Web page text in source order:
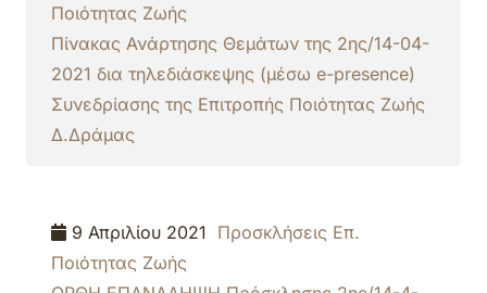
Ποιότητας Ζωής
Πίνακας Ανάρτησης Θεμάτων της 2ης/14-04-
2021 δια τηλεδιάσκεψης (μέσω e-presence)
Συνεδρίασης της Επιτροπής Ποιότητας Ζωής
Δ.Δράμας
9 Απριλίου 2021 Προσκλήσεις Επ.
Ποιότητας Ζωής